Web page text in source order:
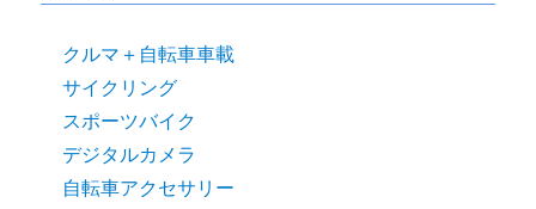
クルマ＋自転車車載
サイクリング
スポーツバイク
デジタルカメラ
自転車アクセサリー